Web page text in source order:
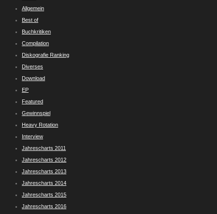
Allgemein
Best of
Buchkritiken
Compilation
Diskografie Ranking
Diverses
Download
EP
Featured
Gewinnspiel
Heavy Rotation
Interview
Jahrescharts 2011
Jahrescharts 2012
Jahrescharts 2013
Jahrescharts 2014
Jahrescharts 2015
Jahrescharts 2016